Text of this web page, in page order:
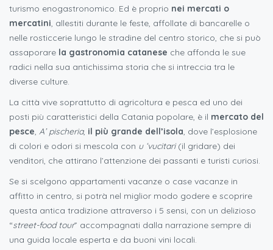
turismo enogastronomico. Ed è proprio nei mercati o
mercatini, allestiti durante le feste, affollate di bancarelle o
nelle rosticcerie lungo le stradine del centro storico, che si può
assaporare la gastronomia catanese che affonda le sue
radici nella sua antichissima storia che si intreccia tra le
diverse culture.
La città vive soprattutto di agricoltura e pesca ed uno dei
posti più caratteristici della Catania popolare, è il mercato del
pesce, A’ pischeria, il più grande dell’isola, dove l’esplosione
di colori e odori si mescola con u ‘vucitari(il gridare) dei
venditori, che attirano l’attenzione dei passanti e turisti curiosi.
Se si scelgono appartamenti vacanze o case vacanze in
affitto in centro, si potrà nel miglior modo godere e scoprire
questa antica tradizione attraverso i 5 sensi, con un delizioso
“street-food tour” accompagnati dalla narrazione sempre di
una guida locale esperta e da buoni vini locali.